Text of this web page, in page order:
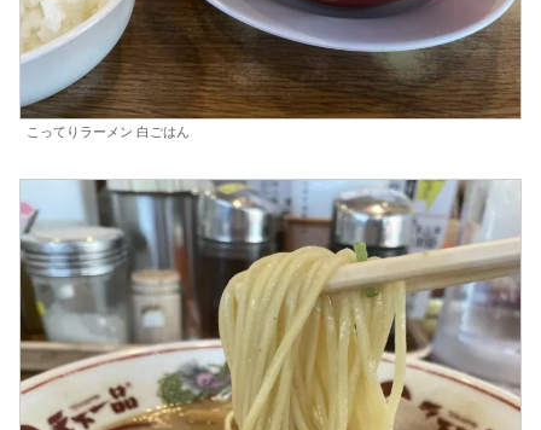
こってりラーメン 白ごはん